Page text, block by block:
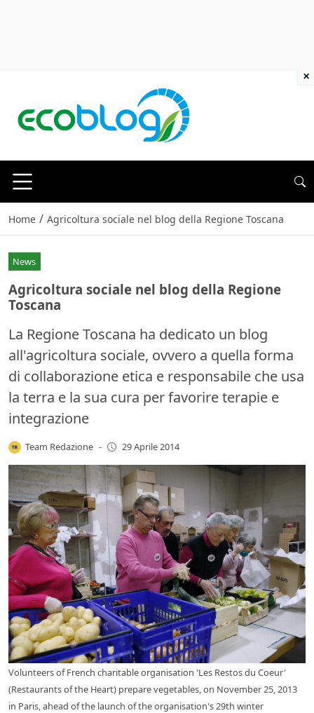
Home / Agricoltura sociale nel blog della Regione Toscana
News
Agricoltura sociale nel blog della Regione
Toscana
La Regione Toscana ha dedicato un blog
all'agricoltura sociale, ovvero a quella forma
di collaborazione etica e responsabile che usa
la terra e la sua cura per favorire terapie e
integrazione
Team Redazione - 29 Aprile 2014
Volunteers of French charitable organisation 'Les Restos du Coeur'
(Restaurants of the Heart) prepare vegetables, on November 25, 2013
in Paris, ahead of the launch of the organisation's 29th winter
×